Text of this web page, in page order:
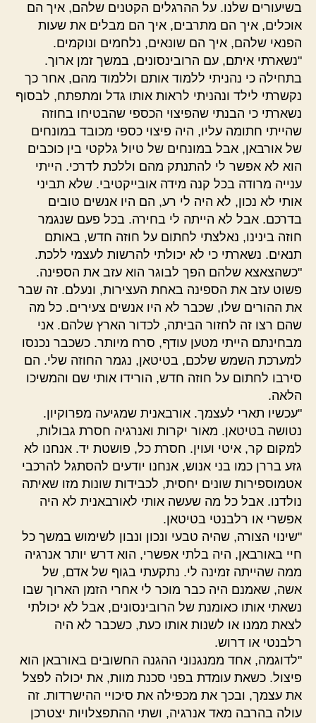
בשיעורים שלנו. על ההרגלים הקטנים שלהם, איך הם
אוכלים, איך הם מתרבים, איך הם מבלים את שעות
הפנאי שלהם, איך הם שונאים, נלחמים ונוקמים.
"נשארתי איתם, עם הרובינסונים, במשך זמן ארוך.
בתחילה כי נהניתי ללמוד אותם וללמוד מהם, אחר כך
נקשרתי לילד ונהניתי לראות אותו גדל ומתפתח, לבסוף
נשארתי כי הבנתי שהפיצוי הכספי שהבטיחו בחוזה
שהייתי חתומה עליו, היה פיצוי כספי מכובד במונחים
של אורבאן, אבל במונחים של טיול גלקטי בין כוכבים
הוא לא אפשר לי להתנתק מהם וללכת לדרכי. הייתי
ענייה מרודה בכל קנה מידה אובייקטיבי. שלא תביני
אותי לא נכון, לא היה לי רע, הם היו אנשים טובים
בדרכם. אבל לא הייתה לי בחירה. בכל פעם שנגמר
חוזה בינינו, נאלצתי לחתום על חוזה חדש, באותם
תנאים. נשארתי כי לא יכולתי להרשות לעצמי ללכת.
"כשהצאצא שלהם הפך לבוגר הוא עזב את הספינה.
פשוט עזב את הספינה באחת העצירות, ונעלם. זה שבר
את ההורים שלו, שכבר לא היו אנשים צעירים. כל מה
שהם רצו זה לחזור הביתה, לכדור הארץ שלהם. אני
מבחינתם הייתי מטען עודף, סרח מיותר. כשכבר נכנסו
למערכת השמש שלכם, בטיטאן, נגמר החוזה שלי. הם
סירבו לחתום על חוזה חדש, הורידו אותי שם והמשיכו
הלאה.
"עכשיו תארי לעצמך. אורבאנית שמגיעה מפרוקיון.
נטושה בטיטאן. מאור יקרות ואנרגיה חסרת גבולות,
למקום קר, איטי ועוין. חסרת כל, פושטת יד. אנחנו לא
גזע בררן כמו בני אנוש, אנחנו יודעים להסתגל להרכבי
אטמוספירות שונים יחסית, לכבידות שונות מזו שאיתה
נולדנו. אבל כל מה שעשה אותי לאורבאנית לא היה
אפשרי או רלבנטי בטיטאן.
"שינוי הצורה, שהיה טבעי ונכון ונבון לשימוש במשך כל
חיי באורבאן, היה בלתי אפשרי, הוא דרש יותר אנרגיה
ממה שהייתה זמינה לי. נתקעתי בגוף של אדם, של
אשה, שאמנם היה כבר מוכר לי אחרי הזמן הארוך שבו
נשאתי אותו כאומנת של הרובינסונים, אבל לא יכולתי
לצאת ממנו או לשנות אותו כעת, כשכבר לא היה
רלבנטי או דרוש.
"לדוגמה, אחד ממנגנוני ההגנה החשובים באורבאן הוא
פיצול. כשאת עומדת בפני סכנת מוות, את יכולה לפצל
את עצמך, ובכך את מכפילה את סיכויי ההישרדות. זה
עולה בהרבה מאד אנרגיה, ושתי ההתפצלויות יצטרכן